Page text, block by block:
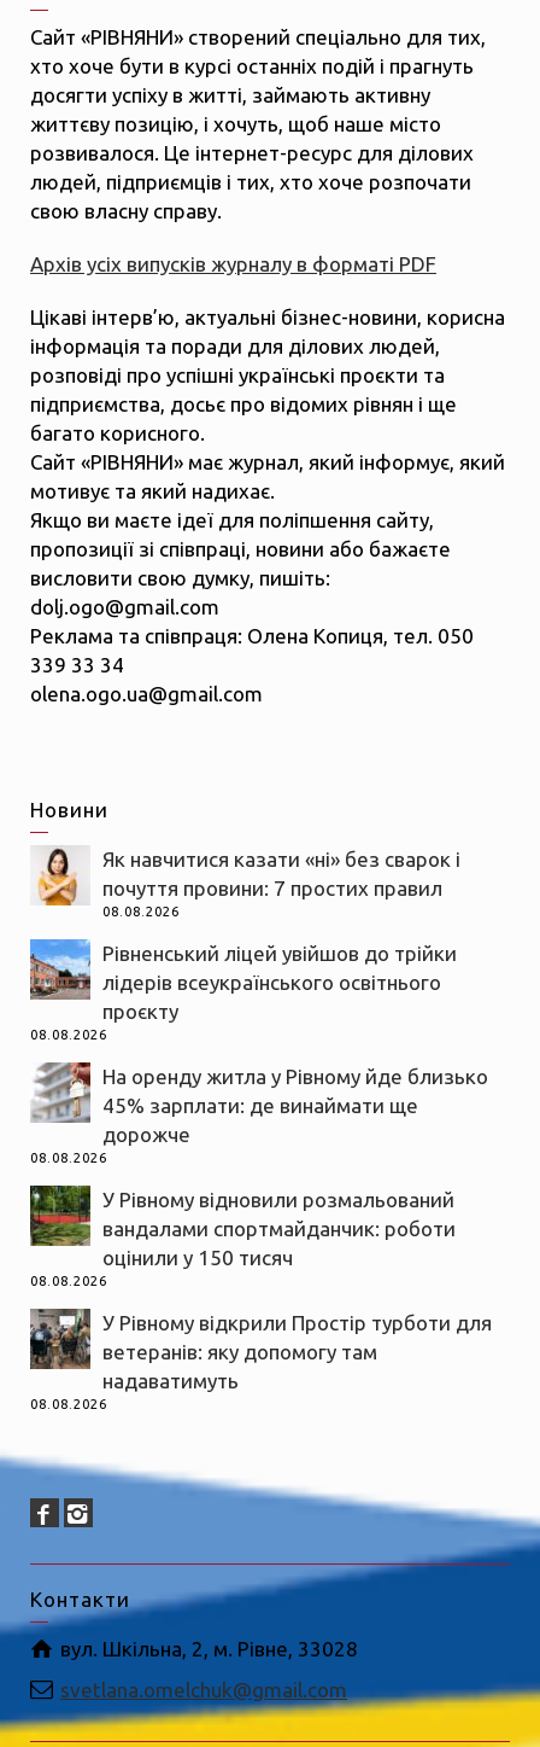
Сайт «РІВНЯНИ» створений спеціально для тих,
хто хоче бути в курсі останніх подій і прагнуть
досягти успіху в житті, займають активну
життєву позицію, і хочуть, щоб наше місто
розвивалося. Це інтернет-ресурс для ділових
людей, підприємців і тих, хто хоче розпочати
свою власну справу.
Архів усіх випусків журналу в форматі PDF
Цікаві інтерв’ю, актуальні бізнес-новини, корисна
інформація та поради для ділових людей,
розповіді про успішні українські проєкти та
підприємства, досьє про відомих рівнян і ще
багато корисного.
Сайт «РІВНЯНИ» має журнал, який інформує, який
мотивує та який надихає.
Якщо ви маєте ідеї для поліпшення сайту,
пропозиції зі співпраці, новини або бажаєте
висловити свою думку, пишіть:
dolj.ogo@gmail.com
Реклама та співпраця: Олена Копиця, тел. 050
339 33 34
olena.ogo.ua@gmail.com
Новини
Як навчитися казати «ні» без сварок і
почуття провини: 7 простих правил
08.08.2026
Рівненський ліцей увійшов до трійки
лідерів всеукраїнського освітнього
проєкту
08.08.2026
На оренду житла у Рівному йде близько
45% зарплати: де винаймати ще
дорожче
08.08.2026
У Рівному відновили розмальований
вандалами спортмайданчик: роботи
оцінили у 150 тисяч
08.08.2026
У Рівному відкрили Простір турботи для
ветеранів: яку допомогу там
надаватимуть
08.08.2026
Контакти
вул. Шкільна, 2, м. Рівне, 33028
svetlana.omelchuk@gmail.com